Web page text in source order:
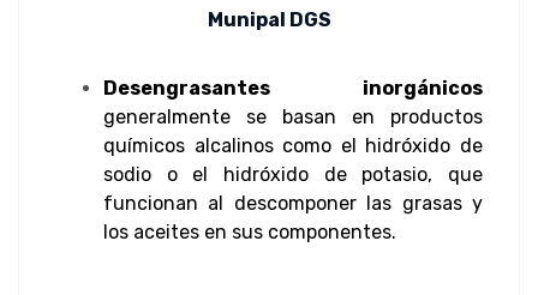
Munipal DGS
Desengrasantes inorgánicos
generalmente se basan en productos
químicos alcalinos como el hidróxido de
sodio o el hidróxido de potasio, que
funcionan al descomponer las grasas y
los aceites en sus componentes.